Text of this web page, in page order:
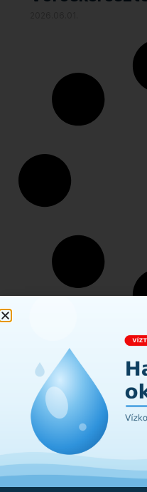
Kérdése van?
Vegye fel velünk a
+36 23 545 550